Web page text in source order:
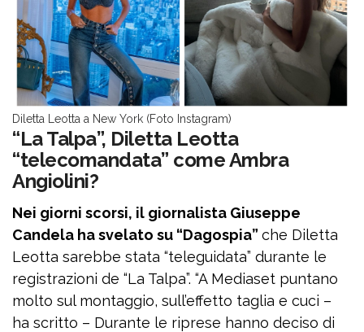
Diletta Leotta a New York (Foto Instagram)
“La Talpa”, Diletta Leotta
“telecomandata” come Ambra
Angiolini?
Nei giorni scorsi, il giornalista Giuseppe
Candela ha svelato su “Dagospia” che Diletta
Leotta sarebbe stata “teleguidata” durante le
registrazioni de “La Talpa”. “A Mediaset puntano
molto sul montaggio, sull’effetto taglia e cuci –
ha scritto – Durante le riprese hanno deciso di